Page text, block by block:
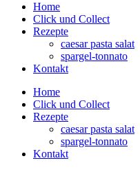
Home
Click und Collect
Rezepte
caesar pasta salat
spargel-tonnato
Kontakt
Home
Click und Collect
Rezepte
caesar pasta salat
spargel-tonnato
Kontakt